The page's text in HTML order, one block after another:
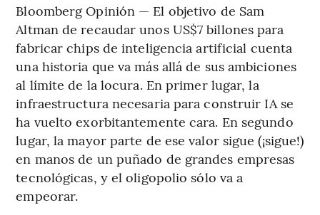
Bloomberg Opinión — El objetivo de Sam
Altman de recaudar unos US$7 billones para
fabricar chips de inteligencia artificial cuenta
una historia que va más allá de sus ambiciones
al límite de la locura. En primer lugar, la
infraestructura necesaria para construir IA se
ha vuelto exorbitantemente cara. En segundo
lugar, la mayor parte de ese valor sigue (¡sigue!)
en manos de un puñado de grandes empresas
tecnológicas, y el oligopolio sólo va a
empeorar.